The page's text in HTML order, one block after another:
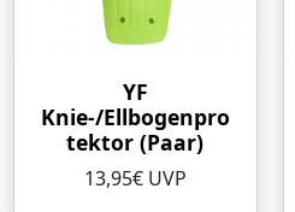
YF
Knie-/Ellbogenpro
tektor (Paar)
13,95€ UVP